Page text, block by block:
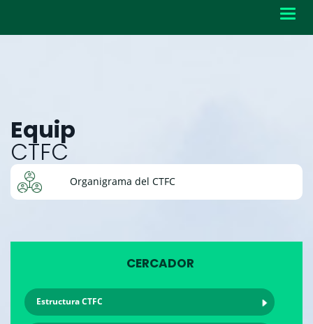
Equip
CTFC
Organigrama del CTFC
CERCADOR
Estructura CTFC